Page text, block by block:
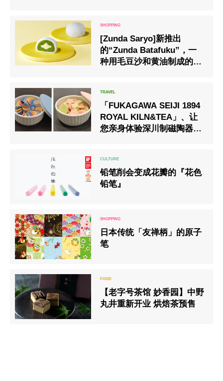
[Zunda Saryo]新推出
的“Zunda Batafuku”，一
种用毛豆沙和黄油制成的清
「FUKAGAWA SEIJI 1894
ROYAL KILN&TEA」、让
您亲身体验深川制磁陶器的
表
铅笔削会变成花瓣的『花色
铅笔』
日本传统「友禅柄」的原子
笔
【老字号茶馆 妙香园】中野
丸井重新开业 烘焙茶预售